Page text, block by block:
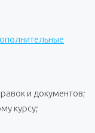
и документов;
курсу;